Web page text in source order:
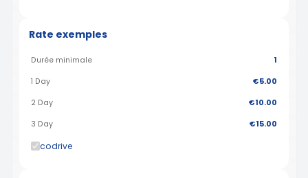
Rate exemples
Durée minimale 1
1 Day €5.00
2 Day €10.00
3 Day €15.00
codrive